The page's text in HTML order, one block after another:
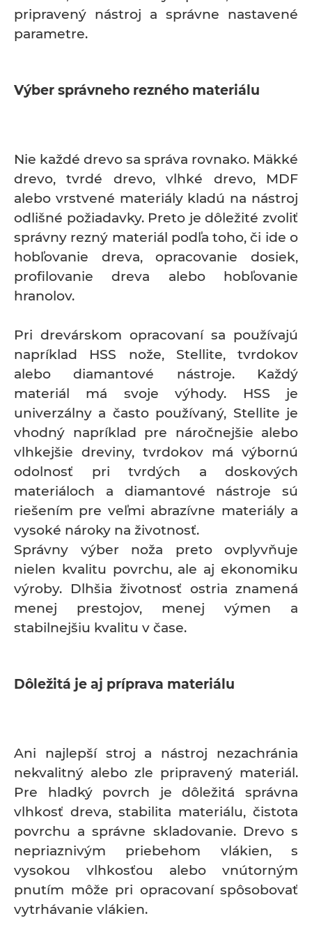
pripravený nástroj a správne nastavené
parametre.
Výber správneho rezného materiálu
Nie každé drevo sa správa rovnako. Mäkké
drevo, tvrdé drevo, vlhké drevo, MDF
alebo vrstvené materiály kladú na nástroj
odlišné požiadavky. Preto je dôležité zvoliť
správny rezný materiál podľa toho, či ide o
hobľovanie dreva, opracovanie dosiek,
profilovanie dreva alebo hobľovanie
hranolov.
Pri drevárskom opracovaní sa používajú
napríklad HSS nože, Stellite, tvrdokov
alebo diamantové nástroje. Každý
materiál má svoje výhody. HSS je
univerzálny a často používaný, Stellite je
vhodný napríklad pre náročnejšie alebo
vlhkejšie dreviny, tvrdokov má výbornú
odolnosť pri tvrdých a doskových
materiáloch a diamantové nástroje sú
riešením pre veľmi abrazívne materiály a
vysoké nároky na životnosť.
Správny výber noža preto ovplyvňuje
nielen kvalitu povrchu, ale aj ekonomiku
výroby. Dlhšia životnosť ostria znamená
menej prestojov, menej výmen a
stabilnejšiu kvalitu v čase.
Dôležitá je aj príprava materiálu
Ani najlepší stroj a nástroj nezachránia
nekvalitný alebo zle pripravený materiál.
Pre hladký povrch je dôležitá správna
vlhkosť dreva, stabilita materiálu, čistota
povrchu a správne skladovanie. Drevo s
nepriaznivým priebehom vlákien, s
vysokou vlhkosťou alebo vnútorným
pnutím môže pri opracovaní spôsobovať
vytrhávanie vlákien.